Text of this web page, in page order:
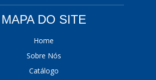
MAPA DO SITE
Home
Sobre Nós
Catálogo